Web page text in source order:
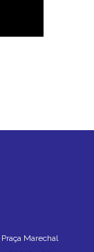
Praça Marechal